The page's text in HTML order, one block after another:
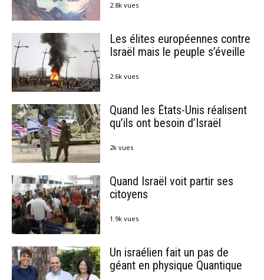
2.8k vues
Les élites européennes contre
Israël mais le peuple s’éveille
2.6k vues
Quand les États-Unis réalisent
qu’ils ont besoin d’Israël
2k vues
Quand Israël voit partir ses
citoyens
1.9k vues
Un israélien fait un pas de
géant en physique Quantique